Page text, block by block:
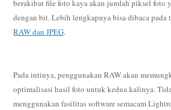
berakibat file foto kaya akan jumlah piksel foto
dengan bit. Lebih lengkapnya bisa dibaca pada
RAW dan JPEG.
Pada intinya, penggunakan RAW akan
optimalisasi hasil foto untuk kedua kalinya.
menggunakan fasilitas software semacam